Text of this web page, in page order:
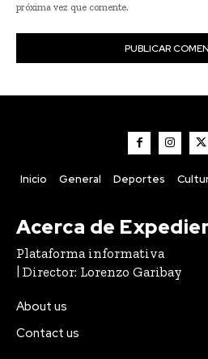
próxima vez que comente.
Inicio General Deportes
Acerca de
Plataforma informativa
| Director: Lorenzo Garibay
About us
Contact us